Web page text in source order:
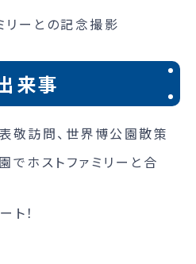
来事
敬訪問、世界博公園散策
でホストファミリーと合
ト！